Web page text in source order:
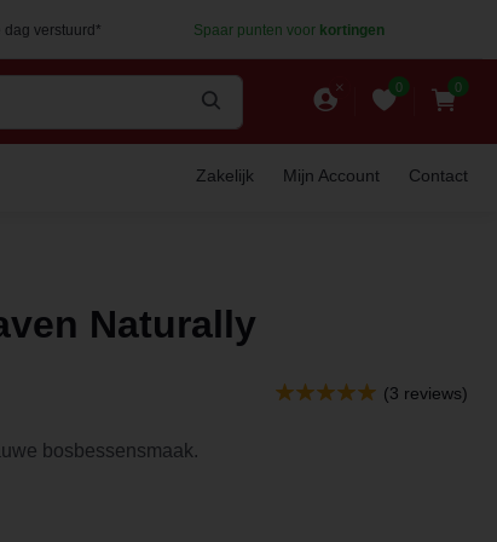
dag verstuurd* Spaar punten voor kortingen
0 0
Zakelijk Mijn Account Contact
Naturally
(3 reviews)
bosbessensmaak.